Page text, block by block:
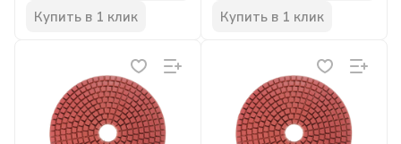
Купить в 1 клик Купить в 1 клик